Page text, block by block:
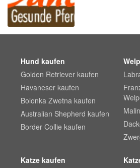
Hund kaufen
Golden Retriever kaufen
Havaneser kaufen
Bolonka Zwetna kaufen
Australian Shepherd kaufen
Border Collie kaufen
Katze kaufen